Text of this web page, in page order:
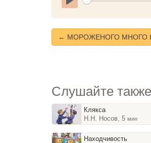
Play
← МОРОЖЕНОГО МНОГО
Слушайте
Клякса
Н.Н. Носов, 5 мин
Находчивость